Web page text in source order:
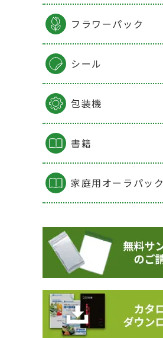
フラワーパック
シール
包装機
書籍
家庭用オーラパック